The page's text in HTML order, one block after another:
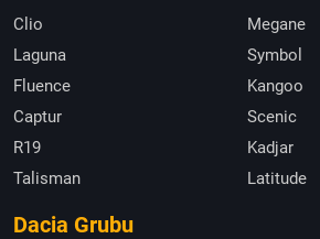
Clio
Megane
Laguna
Symbol
Fluence
Kangoo
Captur
Scenic
R19
Kadjar
Talisman
Latitude
Dacia Grubu